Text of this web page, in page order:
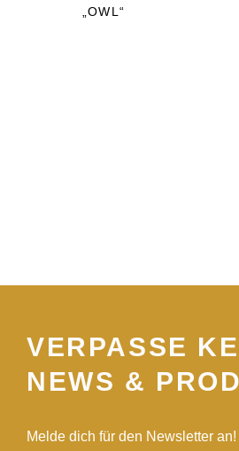
„OWL“
VERPASSE
NEWS &
Melde dich für den Newsletter an!